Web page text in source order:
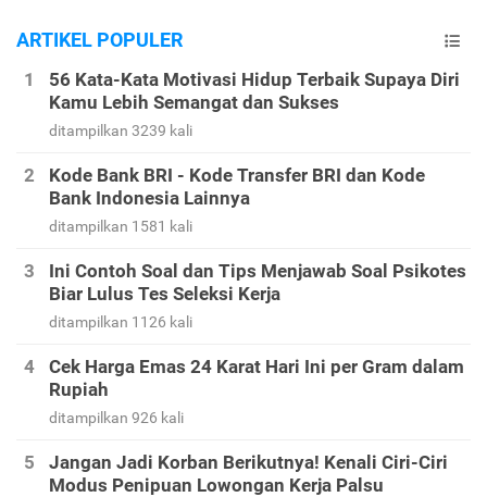
ARTIKEL POPULER
56 Kata-Kata Motivasi Hidup Terbaik Supaya Diri
Kamu Lebih Semangat dan Sukses
ditampilkan 3239 kali
Kode Bank BRI - Kode Transfer BRI dan Kode
Bank Indonesia Lainnya
ditampilkan 1581 kali
Ini Contoh Soal dan Tips Menjawab Soal Psikotes
Biar Lulus Tes Seleksi Kerja
ditampilkan 1126 kali
Cek Harga Emas 24 Karat Hari Ini per Gram dalam
Rupiah
ditampilkan 926 kali
Jangan Jadi Korban Berikutnya! Kenali Ciri-Ciri
Modus Penipuan Lowongan Kerja Palsu